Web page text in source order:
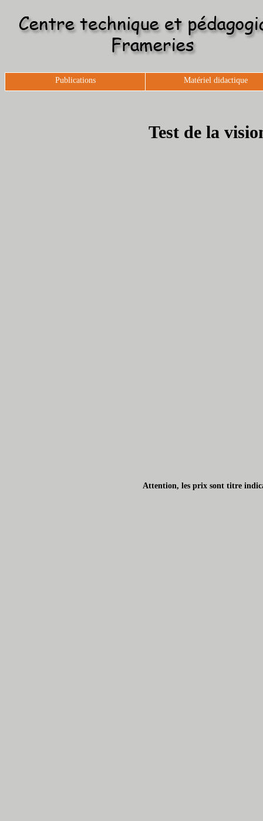
Publications Matériel didactique
Test de la
Attention, les prix sont titre